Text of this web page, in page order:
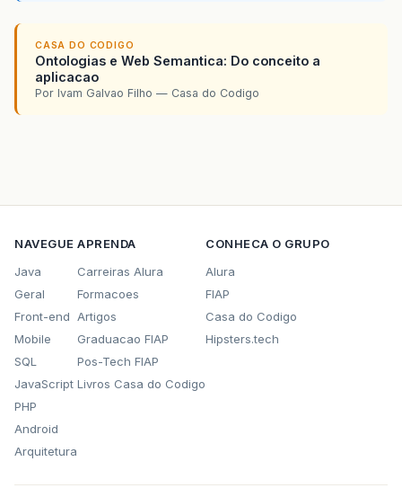
CASA DO CODIGO
Ontologias e Web Semantica: Do conceito a
aplicacao
Por Ivam Galvao Filho — Casa do Codigo
NAVEGUE
Java
Geral
Front-end
Mobile
SQL
JavaScript
PHP
Android
Arquitetura
APRENDA
Carreiras Alura
Formacoes
Artigos
Graduacao FIAP
Pos-Tech FIAP
Livros Casa do Codigo
CONHECA O GRUPO
Alura
FIAP
Casa do Codigo
Hipsters.tech